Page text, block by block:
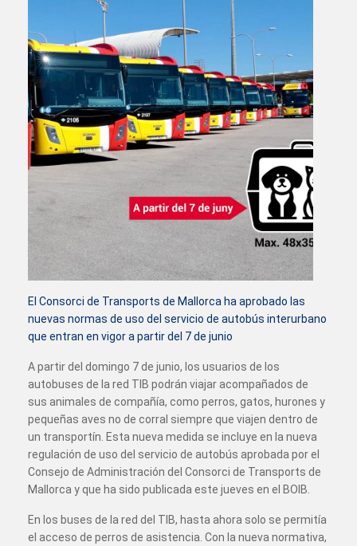
El Consorci de Transports de Mallorca ha aprobado las
nuevas normas de uso del servicio de autobús interurbano
que entran en vigor a partir del 7 de junio
A partir del domingo 7 de junio, los usuarios de los
autobuses de la red TIB podrán viajar acompañados de
sus animales de compañía, como perros, gatos, hurones y
pequeñas aves no de corral siempre que viajen dentro de
un transportín. Esta nueva medida se incluye en la nueva
regulación de uso del servicio de autobús aprobada por el
Consejo de Administración del Consorci de Transports de
Mallorca y que ha sido publicada este jueves en el BOIB.
En los buses de la red del TIB, hasta ahora solo se permitía
el acceso de perros de asistencia. Con la nueva normativa,